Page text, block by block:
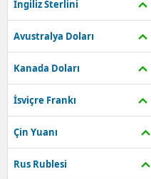
İngiliz Sterlini
Avustralya Doları
Kanada Doları
İsviçre Frankı
Çin Yuanı
Rus Rublesi